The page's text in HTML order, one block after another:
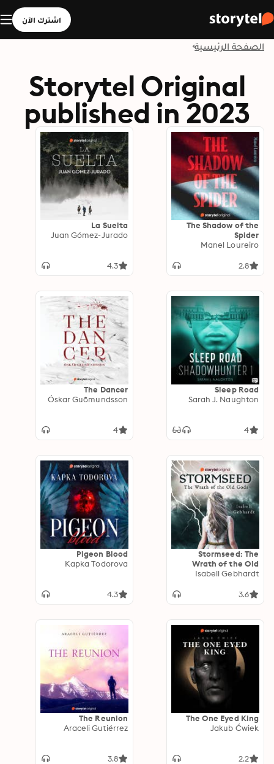
اشترك الآن
الصفحة الرئيسية
Storytel Original
published in 2023
The Shadow of the
Spider
Manel Loureiro
2.8
La Suelta
Juan Gómez-Jurado
4.3
Sleep Road
Sarah J. Naughton
4
The Dancer
Óskar Guðmundsson
4
Stormseed: The
Wrath of the Old
Gods
Isabell Gebhardt
3.6
Pigeon Blood
Kapka Todorova
4.3
The One Eyed King
Jakub Ćwiek
2.2
The Reunion
Araceli Gutiérrez
3.8